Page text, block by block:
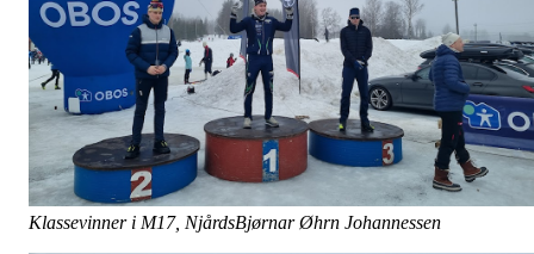
Klassevinner i M17, NjårdsBjørnar Øhrn Johannessen